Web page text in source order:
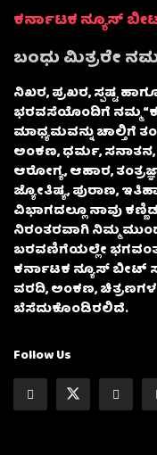
ಕರ್ನಾಟಕ ನ್ಯೂಸ್
ಬಂಧು ಮಿತ್ರರೇ
ನಿಖರ, ಪ್ರಖರ, ಸ್ಪಷ್ಟ
ಭರವಸೆಯೊಂದಿಗೆ ನಮ್ಮ
ಮಾಧ್ಯಮವನ್ನು ಚಾಲ್ತಿಗೆ
ಅಂಕಣ, ಧರ್ಮ,
ಆರೋಗ್ಯ, ಆಹಾರ,
ಜ್ಯೋತಿಷ್ಯ, ಪುರಾಣ,
ವಿಭಾಗದಲ್ಲೂ ನಾವು
ನಿರಂತರವಾಗಿ ನಿಮ್ಮ ಮುಂದೆ
ಬರವಣಿಗೆಯಲ್ಲೇ
ಕರ್ನಾಟಕ ನ್ಯೂಸ್ ಬೀಟ್
ವರದಿ, ಅಂಕಣ,
ಬೆಸೆದುಕೊಂಡಿರಲಿದೆ.
Follow Us